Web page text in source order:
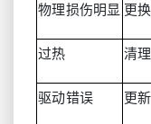
物理损伤明显 更换
过热 清
驱动错误 更